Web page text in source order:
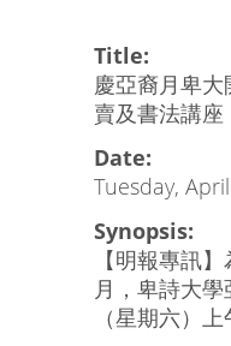
Title:
慶亞裔月卑
賣及書法講座
Date:
Tuesday,
Synopsis:
【明報專訊
月，卑詩大
（星期六）